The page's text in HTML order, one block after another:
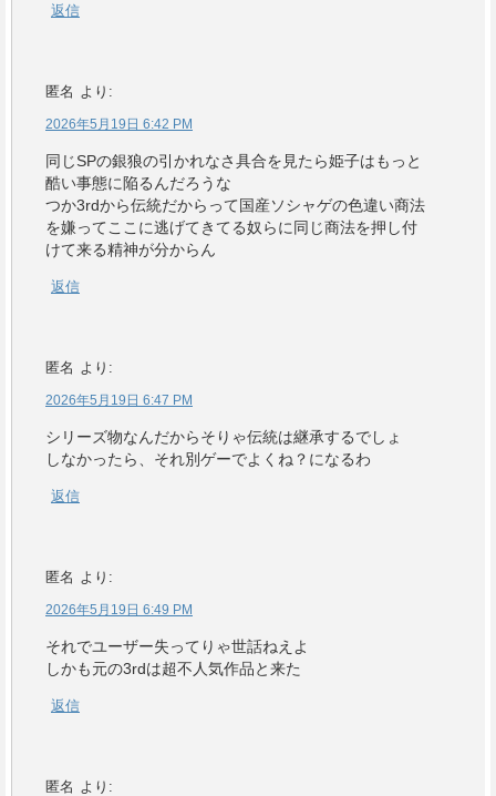
返信
匿名 より:
2026年5月19日 6:42 PM
同じSPの銀狼の引かれなさ具合を見たら姫子はもっと
酷い事態に陥るんだろうな
つか3rdから伝統だからって国産ソシャゲの色違い商法
を嫌ってここに逃げてきてる奴らに同じ商法を押し付
けて来る精神が分からん
返信
匿名 より:
2026年5月19日 6:47 PM
シリーズ物なんだからそりゃ伝統は継承するでしょ
しなかったら、それ別ゲーでよくね？になるわ
返信
匿名 より:
2026年5月19日 6:49 PM
それでユーザー失ってりゃ世話ねえよ
しかも元の3rdは超不人気作品と来た
返信
匿名 より: